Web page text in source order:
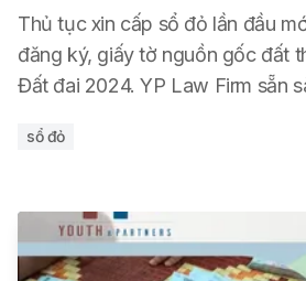
Thủ tục xin cấp sổ đỏ lần đầu
đăng ký, giấy tờ nguồn gốc đất
Đất đai 2024. YP Law Firm sẵn
sổ đỏ